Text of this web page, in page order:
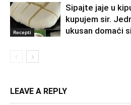
Recepti
Sipajte jaje u
kupujem sir.
ukusan domaći
LEAVE A REPLY